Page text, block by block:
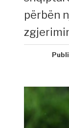
përbën